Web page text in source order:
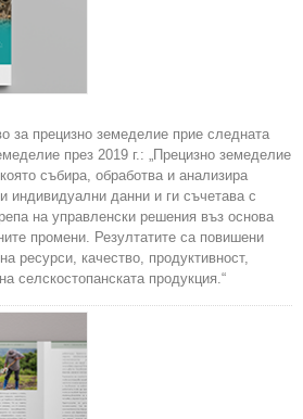
за прецизно земеделие прие следната
през 2019 г.: „Прецизно земеделие
събира, обработва и анализира
индивидуални данни и ги съчетава с
на управленски решения въз основа
промени. Резултатите са повишени
ресурси, качество, продуктивност,
селскостопанската продукция.“